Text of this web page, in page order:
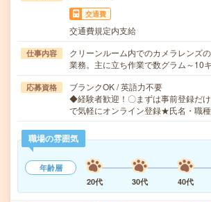
交通費
交通費規定内支給
仕事内容
クリーンルーム内でのカメラレンズ
業務。主に立ち作業で数グラム～10
応募資格
ブランクOK / 英語力不要
◆経験者歓迎！〇まずは事前登録だ
で気軽にオンライン登録★氏名・職
職場の雰囲気
年齢層
20代
30代 40代